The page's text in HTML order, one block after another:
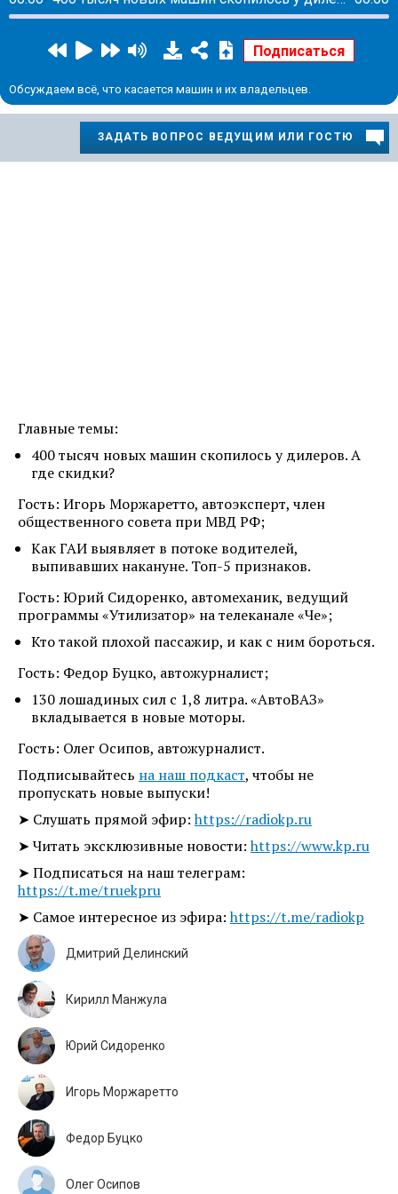
Обсуждаем всё, что касается машин и их владельцев.
ЗАДАТЬ ВОПРОС ВЕДУЩИМ ИЛИ ГОСТЮ
Главные темы:
400 тысяч новых машин скопилось у дилеров. А
где скидки?
Гость: Игорь Моржаретто, автоэксперт, член
общественного совета при МВД РФ;
Как ГАИ выявляет в потоке водителей,
выпивавших накануне. Топ-5 признаков.
Гость: Юрий Сидоренко, автомеханик, ведущий
программы «Утилизатор» на телеканале «Че»;
Кто такой плохой пассажир, и как с ним бороться.
Гость: Федор Буцко, автожурналист;
130 лошадиных сил с 1,8 литра. «АвтоВАЗ»
вкладывается в новые моторы.
Гость: Олег Осипов, автожурналист.
Подписывайтесь на наш подкаст, чтобы не
пропускать новые выпуски!
➤ Слушать прямой эфир:https://radiokp.ru
➤ Читать эксклюзивные новости:https://www.kp.ru
➤ Подписаться на наш телеграм:
https://t.me/truekpru
➤ Самое интересное из эфира:https://t.me/radiokp
Дмитрий Делинский
Кирилл Манжула
Юрий Сидоренко
Игорь Моржаретто
Федор Буцко
Олег Осипов